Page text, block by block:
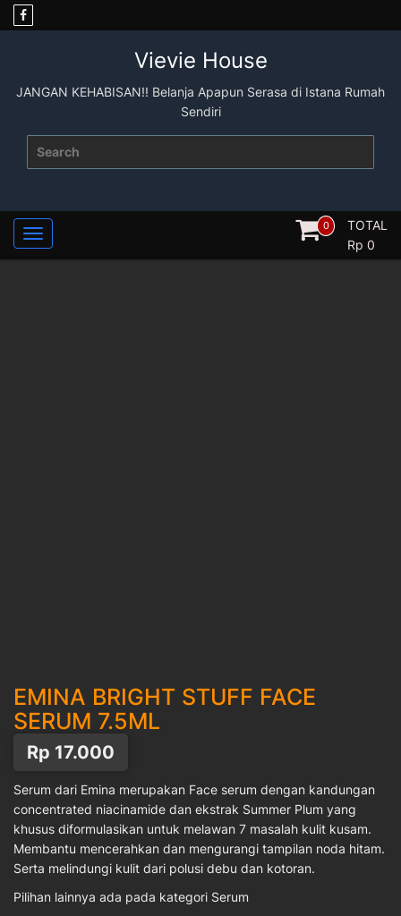
Skip
to
Vievie House
JANGAN KEHABISAN!! Belanja Apapun Serasa di Istana Rumah
Sendiri
0
TOTAL
Rp 0
EMINA BRIGHT STUFF FACE
SERUM 7.5ML
Rp 17.000
Serum dari Emina merupakan Face serum dengan kandungan
concentrated niacinamide dan ekstrak Summer Plum yang
khusus diformulasikan untuk melawan 7 masalah kulit kusam.
Membantu mencerahkan dan mengurangi tampilan noda hitam.
Serta melindungi kulit dari polusi debu dan kotoran.
Pilihan lainnya ada pada kategori Serum